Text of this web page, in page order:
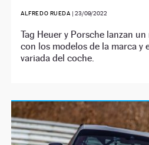
ALFREDO RUEDA | 23/09/2022
Tag Heuer y Porsche lanzan
con los modelos de la marca y
variada del coche.